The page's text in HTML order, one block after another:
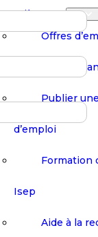
Panier
Boutique
Carrières
Offres
Stages /
Publier
d’emploi
Formation
Isep
Aide à la